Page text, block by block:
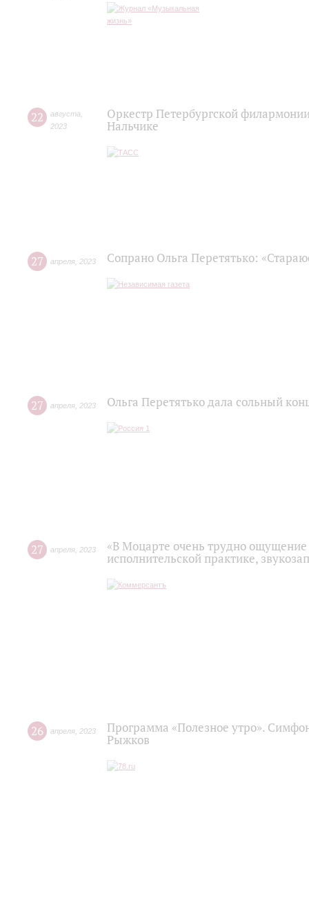
22 августа
2023
Оркестр Петербургской
Нальчике
27 апреля 2023 Сопрано Ольга Перетятько:
27 апреля 2023 Ольга Перетятько дала сольный
27 апреля 2023
«В Моцарте очень трудно ощущение
исполнительской практике,
26 апреля 2023
Программа «Полезное утро».
Рыжков